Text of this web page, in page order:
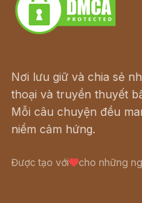
Nơi lưu giữ và chia sẻ
thoại và truyền thuyết
Mỗi câu chuyện đều
niềm cảm hứng.
Được tạo với cho những